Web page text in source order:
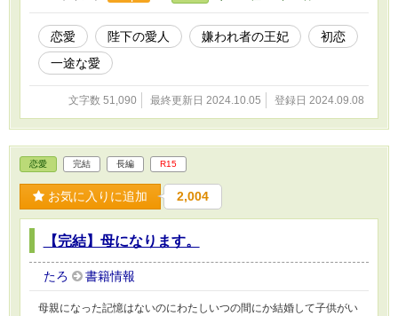
かと乞う。 だがベルナンドに対して首を縦に振ることはなかっ
た。 一年後祖国に帰ることになった、ジュリエット。 そこにはジ
ュリエットの居場所はなかった。 それでも愛するカリクシードの
ために耐えながら正妃として頑張ろうとするジュリエット。 彼女
着せられ追い込まれていくジュリエットに手を差し伸べるのはベル
シードと人妻ではあるけど一途にジュリエットを愛するベルナン
ド。 最後にジュリエットが選ぶのは。
恋愛 陛下の愛人 嫌われ者の王妃
初恋
一途な愛
文字数 51,090 最終更新日 2024.10.05 登録日 2024.09.08
恋愛 完結 長編 R15
お気に入りに追加 2,004
【完結】母になります。
たろ 書籍情報
母親になった記憶はないのにわたしいつの間にか結婚して子供がい